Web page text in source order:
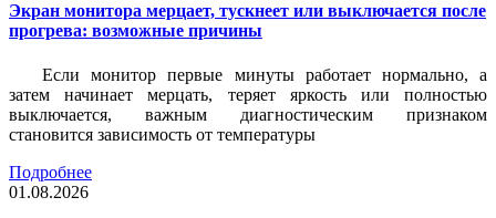
Экран монитора мерцает, тускнеет или выключается после
прогрева: возможные причины
Если монитор первые минуты работает нормально, а
затем начинает мерцать, теряет яркость или полностью
выключается, важным диагностическим признаком
становится зависимость от температуры
Подробнее
01.08.2026